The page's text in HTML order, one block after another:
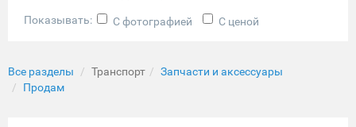
Показывать: С фотографией С ценой
Все разделы Транспорт
Запчасти и аксессуары
Продам